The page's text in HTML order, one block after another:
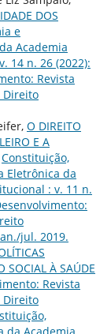
DOS
e
Academia
14 n. 26 (2022):
Revista
Direito
O DIREITO
E A
Constituição,
Eletrônica da
: v. 11 n.
jul. 2019.
SOCIAL À SAÚDE
Revista
Direito